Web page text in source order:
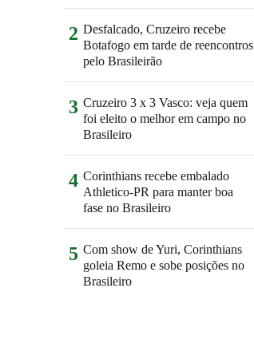
2 Desfalcado, Cruzeiro recebe
Botafogo em tarde de reencontros
pelo Brasileirão
3 Cruzeiro 3 x 3 Vasco: veja quem
foi eleito o melhor em campo no
Brasileiro
4 Corinthians recebe embalado
Athletico-PR para manter boa
fase no Brasileiro
5 Com show de Yuri, Corinthians
goleia Remo e sobe posições no
Brasileiro